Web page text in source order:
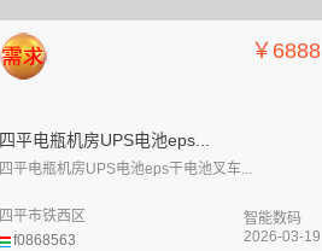
￥6888
​四平电瓶机房UPS电池eps...
​四平电瓶机房UPS电池eps干电池叉车...
f0868563
四平市铁西区
智能数码
2026-03-19